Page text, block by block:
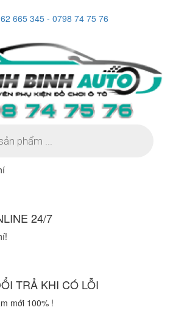
665 345 - 0798 74 75 76
24/7
TRẢ KHI CÓ LỖI
mới 100% !